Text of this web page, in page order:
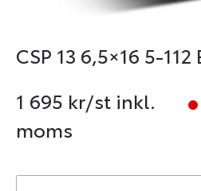
CSP 13 6,5×16 5-112
1 695 kr/st inkl.
moms